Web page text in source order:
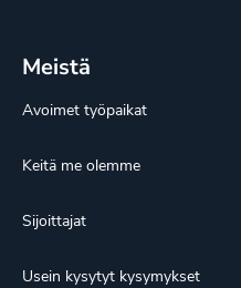
Meistä
Avoimet työpaikat
Keitä me olemme
Sijoittajat
Usein kysytyt kysymykset